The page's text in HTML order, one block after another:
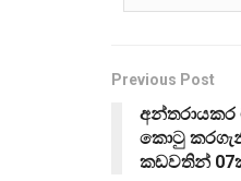
Previous Post
අන්තරායකර
කොටු
කඩවතින්